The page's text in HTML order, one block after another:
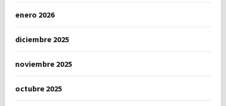
enero 2026
diciembre 2025
noviembre 2025
octubre 2025